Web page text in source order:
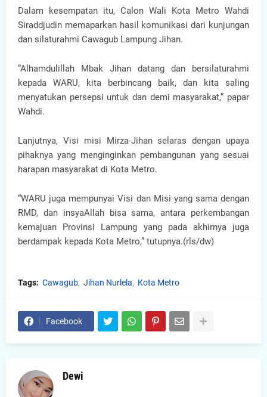
Dalam kesempatan itu, Calon Wali Kota Metro Wahdi
Siraddjudin memaparkan hasil komunikasi dari kunjungan
dan silaturahmi Cawagub Lampung Jihan.
“Alhamdulillah Mbak Jihan datang dan bersilaturahmi
kepada WARU, kita berbincang baik, dan kita saling
menyatukan persepsi untuk dan demi masyarakat,” papar
Wahdi.
Lanjutnya, Visi misi Mirza-Jihan selaras dengan upaya
pihaknya yang menginginkan pembangunan yang sesuai
harapan masyarakat di Kota Metro.
“WARU juga mempunyai Visi dan Misi yang sama dengan
RMD, dan insyaAllah bisa sama, antara perkembangan
kemajuan Provinsi Lampung yang pada akhirnya juga
berdampak kepada Kota Metro,” tutupnya.(rls/dw)
Tags: Cawagub Jihan Nurlela Kota Metro
Facebook
Dewi